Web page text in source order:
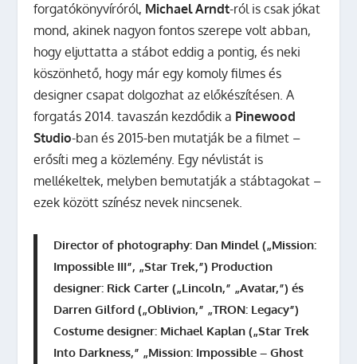
forgatókönyvíróról, Michael Arndt-ról is csak jókat
mond, akinek nagyon fontos szerepe volt abban,
hogy eljuttatta a stábot eddig a pontig, és neki
köszönhető, hogy már egy komoly filmes és
designer csapat dolgozhat az előkészítésen. A
forgatás 2014. tavaszán kezdődik a Pinewood
Studio-ban és 2015-ben mutatják be a filmet –
erősíti meg a közlemény. Egy névlistát is
mellékeltek, melyben bemutatják a stábtagokat –
ezek között színész nevek nincsenek.
Director of photography: Dan Mindel („Mission:
Impossible III”, „Star Trek,”) Production
designer: Rick Carter („Lincoln,” „Avatar,”) és
Darren Gilford („Oblivion,” „TRON: Legacy”)
Costume designer: Michael Kaplan („Star Trek
Into Darkness,” „Mission: Impossible – Ghost